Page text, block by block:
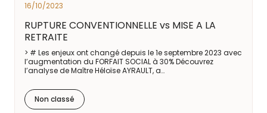
16/10/2023
RUPTURE CONVENTIONNELLE vs MISE A LA
RETRAITE
> # Les enjeux ont changé depuis le 1e septembre 2023 avec
l’augmentation du FORFAIT SOCIAL à 30% Découvrez
l’analyse de Maître Héloïse AYRAULT, a…
Non classé